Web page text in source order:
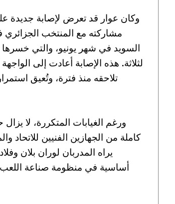
وكان عوار قد تعرض لإصابة جديدة
مشاركته مع المنتخب الجزائري
السويد في شهر يونيو، والتي خسرها
لثلاثة. هذه الإصابة أعادت إلى
تلاحقه منذ فترة، وتُعيق
ورغم الغيابات المتكررة، لا
كاملة من الجهازين الفنيين للاتحاد
يراه المدربان لوران بلان
أساسية في منظومة صناعة اللعب،